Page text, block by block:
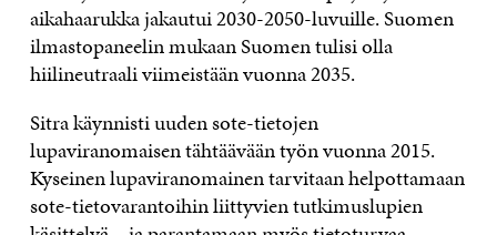
aikahaarukka jakautui 2030-2050-luvuille. Suomen
ilmastopaneelin mukaan Suomen tulisi olla
hiilineutraali viimeistään vuonna 2035.
Sitra käynnisti uuden sote-tietojen
lupaviranomaisen tähtäävään työn vuonna 2015.
Kyseinen lupaviranomainen tarvitaan helpottamaan
sote-tietovarantoihin liittyvien tutkimuslupien